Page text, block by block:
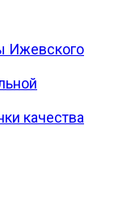
Ижевского
качества